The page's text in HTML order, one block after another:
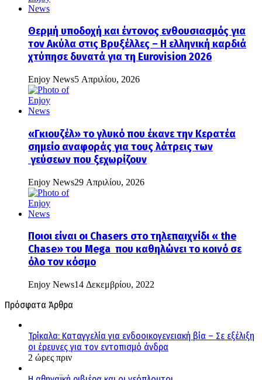
Θερμή υποδοχή και έντονος ενθουσιασμός για
τον Ακύλα στις Βρυξέλλες – Η ελληνική καρδιά
χτύπησε δυνατά για τη Eurovision 2026
Enjoy News5 Απριλίου, 2026
«Γκιουζέλ» το γλυκό που έκανε την Κερατέα
σημείο αναφοράς για τους λάτρεις των
γεύσεων που ξεχωρίζουν
Enjoy News29 Απριλίου, 2026
Ποιοι είναι οι Chasers στο τηλεπαιχνίδι « the
Chase» του Mega που καθηλώνει το κοινό σε
όλο τον κόσμο
Enjoy News14 Δεκεμβρίου, 2022
Πρόσφατα Άρθρα
Τρίκαλα: Καταγγελία για ενδοοικογενειακή βία – Σε εξέλιξη
οι έρευνες για τον εντοπισμό άνδρα
2 ώρες πριν